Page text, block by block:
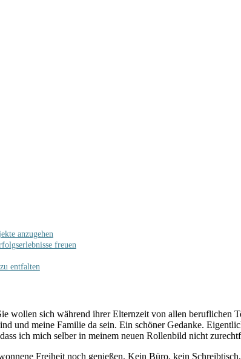
anzugehen
freuen
entfalten
wollen sich während ihrer Elternzeit von allen
und meine Familie da sein. Ein schöner Gedanke.
ich mich selber in meinem neuen Rollenbild nicht
Freiheit noch genießen. Kein Büro, kein